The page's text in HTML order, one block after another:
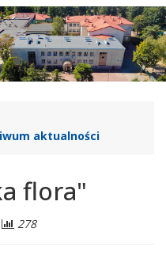
aktualności
flora"
278